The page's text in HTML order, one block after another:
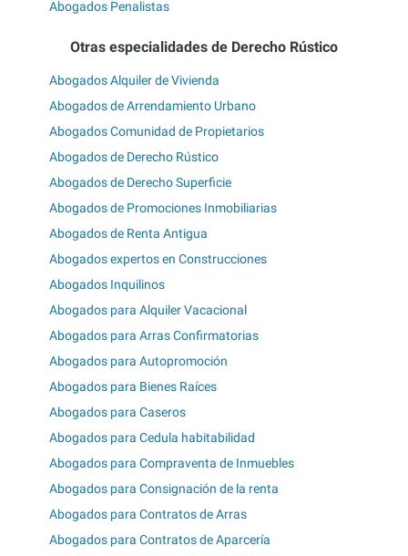
Abogados Penalistas
Otras especialidades de Derecho Rústico
Abogados Alquiler de Vivienda
Abogados de Arrendamiento Urbano
Abogados Comunidad de Propietarios
Abogados de Derecho Rústico
Abogados de Derecho Superficie
Abogados de Promociones Inmobiliarias
Abogados de Renta Antigua
Abogados expertos en Construcciones
Abogados Inquilinos
Abogados para Alquiler Vacacional
Abogados para Arras Confirmatorias
Abogados para Autopromoción
Abogados para Bienes Raíces
Abogados para Caseros
Abogados para Cedula habitabilidad
Abogados para Compraventa de Inmuebles
Abogados para Consignación de la renta
Abogados para Contratos de Arras
Abogados para Contratos de Aparcería